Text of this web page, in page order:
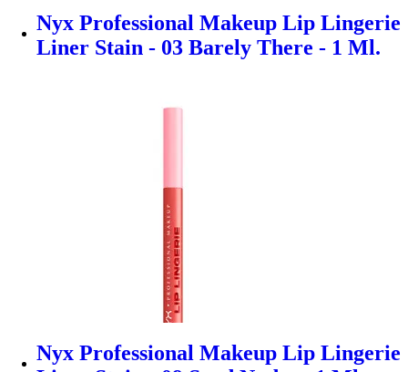
Nyx Professional Makeup Lip Lingerie
Liner Stain - 03 Barely There - 1 Ml.
Nyx Professional Makeup Lip Lingerie